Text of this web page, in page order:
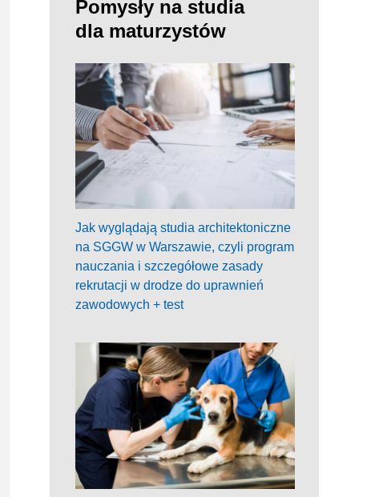
Pomysły na studia
dla maturzystów
Jak wyglądają studia architektoniczne
na SGGW w Warszawie, czyli program
nauczania i szczegółowe zasady
rekrutacji w drodze do uprawnień
zawodowych + test